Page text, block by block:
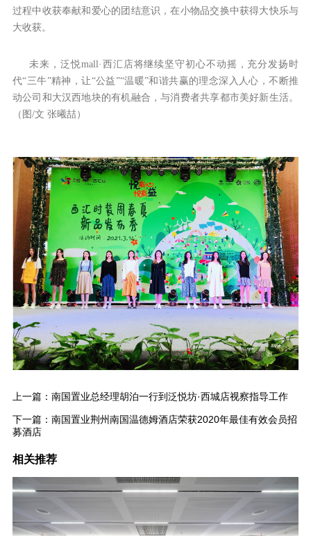
过程中收获奉献和爱心的团结意识，在小物品交换中获得大快乐与
大收获。
未来，泛悦mall·西汇店将继续坚守初心不动摇，充分发扬时
代“三牛”精神，让“公益”“温暖”和谐共赢的理念深入人心，不断推
动公司和大汉西地块的有机融合，与消费者共享都市美好新生活。
（图/文 张曦喆）
上一篇： 南国置业总经理胡泊一行到泛悦坊·西城店视察指导工作
下一篇： 南国置业荆州南国温德姆酒店荣获2020年最佳有效会员招
募酒店
相关推荐